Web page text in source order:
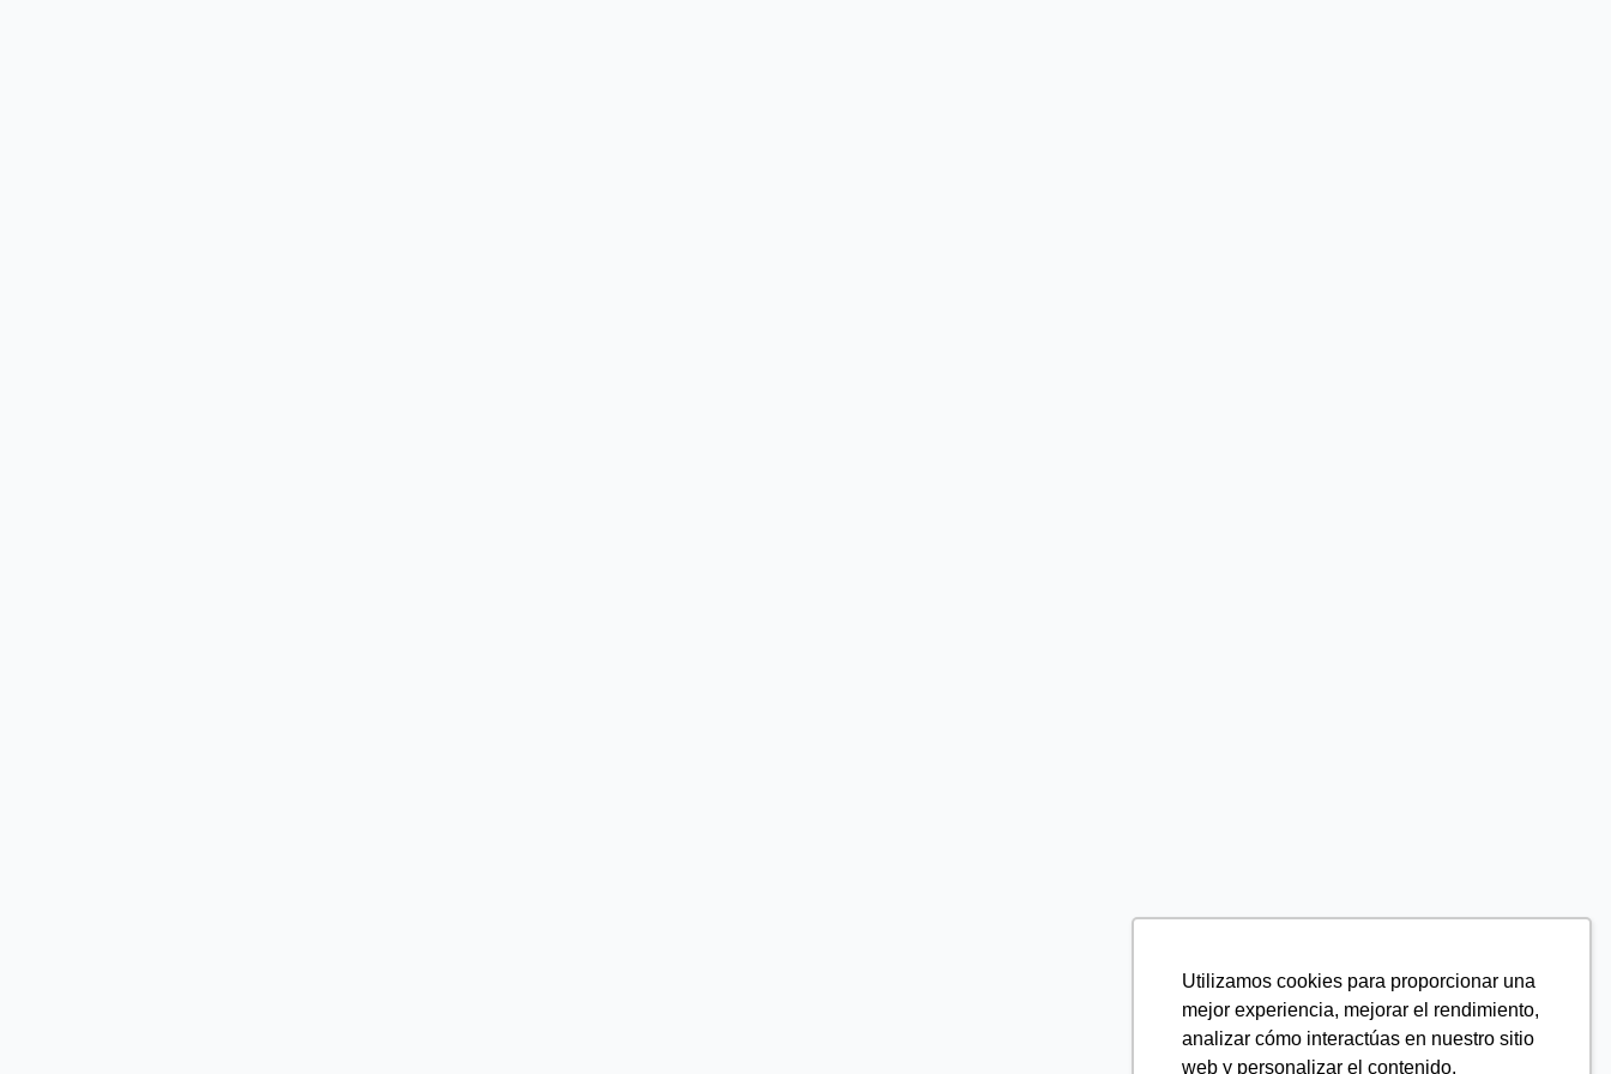
Utilizamos cookies para proporcionar una
mejor experiencia, mejorar el rendimiento,
analizar cómo interactúas en nuestro sitio
web y personalizar el contenido.